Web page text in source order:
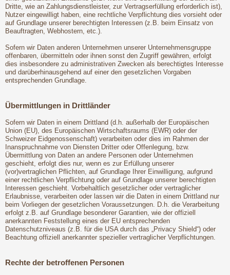
Dritte, wie an Zahlungsdienstleister, zur Vertragserfüllung erforderlich ist),
Nutzer eingewilligt haben, eine rechtliche Verpflichtung dies vorsieht oder
auf Grundlage unserer berechtigten Interessen (z.B. beim Einsatz von
Beauftragten, Webhostern, etc.).
Sofern wir Daten anderen Unternehmen unserer Unternehmensgruppe
offenbaren, übermitteln oder ihnen sonst den Zugriff gewähren, erfolgt
dies insbesondere zu administrativen Zwecken als berechtigtes Interesse
und darüberhinausgehend auf einer den gesetzlichen Vorgaben
entsprechenden Grundlage.
Übermittlungen in Drittländer
Sofern wir Daten in einem Drittland (d.h. außerhalb der Europäischen
Union (EU), des Europäischen Wirtschaftsraums (EWR) oder der
Schweizer Eidgenossenschaft) verarbeiten oder dies im Rahmen der
Inanspruchnahme von Diensten Dritter oder Offenlegung, bzw.
Übermittlung von Daten an andere Personen oder Unternehmen
geschieht, erfolgt dies nur, wenn es zur Erfüllung unserer
(vor)vertraglichen Pflichten, auf Grundlage Ihrer Einwilligung, aufgrund
einer rechtlichen Verpflichtung oder auf Grundlage unserer berechtigten
Interessen geschieht. Vorbehaltlich gesetzlicher oder vertraglicher
Erlaubnisse, verarbeiten oder lassen wir die Daten in einem Drittland nur
beim Vorliegen der gesetzlichen Voraussetzungen. D.h. die Verarbeitung
erfolgt z.B. auf Grundlage besonderer Garantien, wie der offiziell
anerkannten Feststellung eines der EU entsprechenden
Datenschutzniveaus (z.B. für die USA durch das „Privacy Shield“) oder
Beachtung offiziell anerkannter spezieller vertraglicher Verpflichtungen.
Rechte der betroffenen Personen